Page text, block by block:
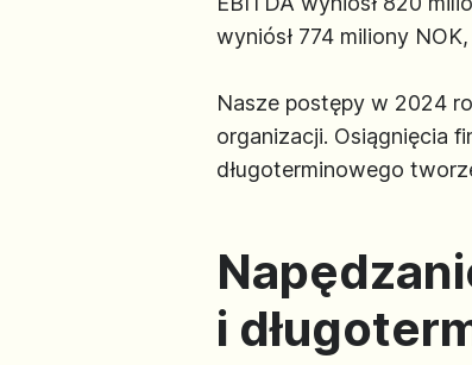
wyniósł 774 miliony
Nasze postępy w 2024
organizacji. Osiągnięcia
długoterminowego
i